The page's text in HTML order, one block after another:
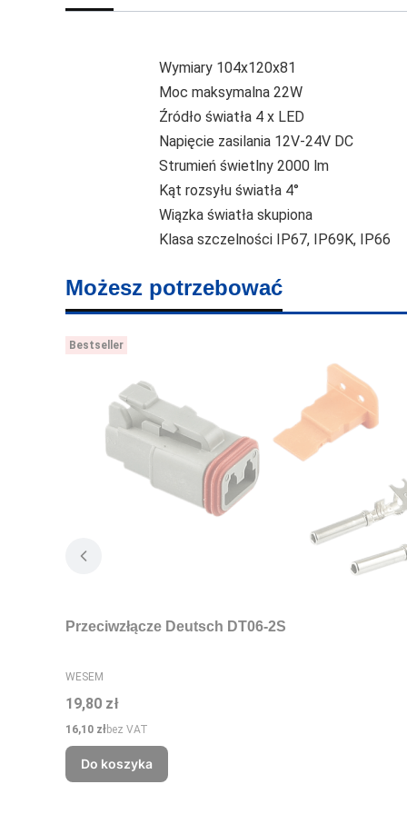
Wymiary 104x120x81
Moc maksymalna 22W
Źródło światła 4 x LED
Napięcie zasilania 12V-24V DC
Strumień świetlny 2000 lm
Kąt rozsyłu światła 4°
Wiązka światła skupiona
Klasa szczelności IP67, IP69K, IP66
Możesz potrzebować
Bestseller
Przeciwzłącze Deutsch DT06-2S
PRODUCENT
WESEM
Cena
19,80 zł
Cena
16,10 złbez VAT
Do koszyka